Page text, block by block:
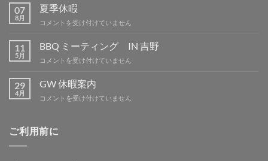
部
品
は
07
8月
夏季休暇
夏
休
は
コメントを受け付けていません
11
5月
BBQ ミーティング IN 吉野
BBQ
ー
ィ
IN
コメントを受け付けていません
29
4月
GW 休暇案内
GW
案
内
コメントを受け付けていません
ご利用前に